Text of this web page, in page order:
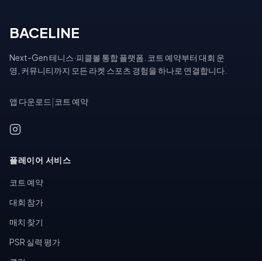
BACELINE
Next-Gen 테니스·피클볼 통합 플랫폼. 코트 예약부터 대회 운
영, 커뮤니티까지 모든 라켓 스포츠 경험을 하나로 연결합니다.
앱 다운로드 코트 예약
플레이어 서비스
코트 예약
대회 참가
매치 찾기
PSR 실력 평가